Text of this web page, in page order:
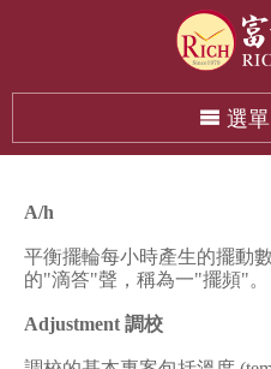
選
A/h
平衡擺輪每小時產生的擺動
的"滴答"聲，稱為一"擺頻"。
Adjustment 調校